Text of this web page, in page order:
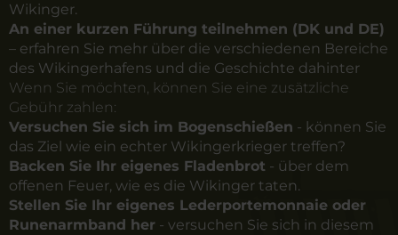
Wikinger.
An einer kurzen Führung teilnehmen (DK und DE)
– erfahren Sie mehr über die verschiedenen Bereiche
des Wikingerhafens und die Geschichte dahinter
Wenn Sie möchten, können Sie eine zusätzliche
Gebühr zahlen:
Versuchen Sie sich im Bogenschießen - können Sie
das Ziel wie ein echter Wikingerkrieger treffen?
Backen Sie Ihr eigenes Fladenbrot - über dem
offenen Feuer, wie es die Wikinger taten.
Stellen Sie Ihr eigenes Lederportemonnaie oder
Runenarmband her - versuchen Sie sich in diesem